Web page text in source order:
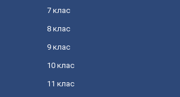
7 клас
8 клас
9 клас
10 клас
11 клас